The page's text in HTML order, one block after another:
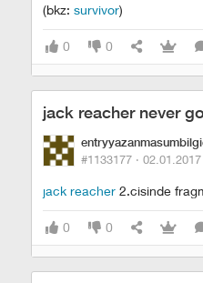
(bkz: survivor)
0 0
jack reacher never
#1133177 ·
jack reacher 2.cisinde
0 0